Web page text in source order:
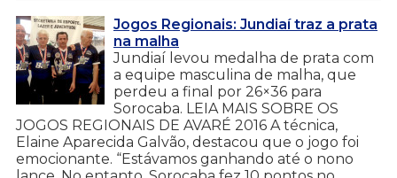
Jogos Regionais: Jundiaí traz a prata
na malha
Jundiaí levou medalha de prata com
a equipe masculina de malha, que
perdeu a final por 26×36 para
Sorocaba. LEIA MAIS SOBRE OS
JOGOS REGIONAIS DE AVARÉ 2016 A técnica,
Elaine Aparecida Galvão, destacou que o jogo foi
emocionante. “Estávamos ganhando até o nono